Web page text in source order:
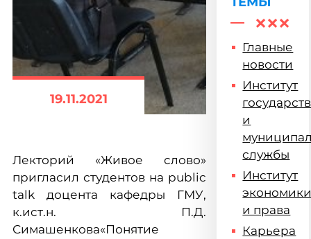
19.11.2021
Лекторий «Живое слово»
пригласил студентов на public
talk доцента кафедры ГМУ,
к.ист.н. П.Д.
Симашенкова«Понятие
Главные
новости
Институт
и
службы
Институт
и права
Карьера